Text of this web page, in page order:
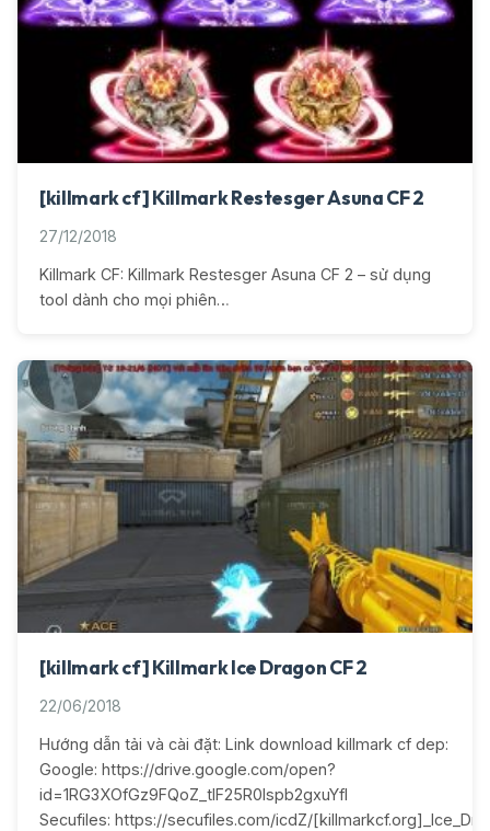
[killmark cf] Killmark Restesger Asuna CF 2
27/12/2018
Killmark CF: Killmark Restesger Asuna CF 2 – sử dụng
tool dành cho mọi phiên…
[killmark cf] Killmark Ice Dragon CF 2
22/06/2018
Hướng dẫn tải và cài đặt: Link download killmark cf dep:
Google: https://drive.google.com/open?
id=1RG3XOfGz9FQoZ_tlF25R0lspb2gxuYfI
Secufiles: https://secufiles.com/icdZ/